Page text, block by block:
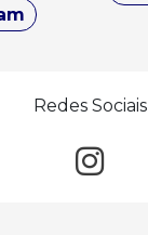
Redes Sociais